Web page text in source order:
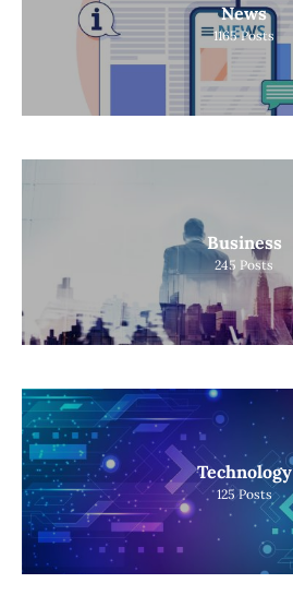
News
1165 Posts
Business
245 Posts
Technology
125 Posts